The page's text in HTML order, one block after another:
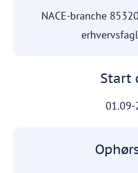
NACE-branche
Start
01.09-